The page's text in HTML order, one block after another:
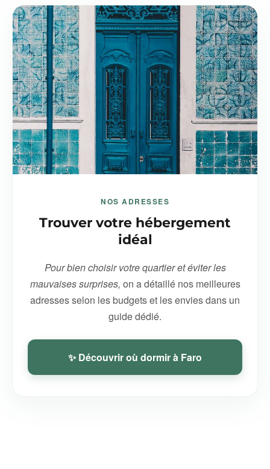
NOS ADRESSES
Trouver votre hébergement
idéal
Pour bien choisir votre quartier et éviter les
mauvaises surprises, on a détaillé nos meilleures
adresses selon les budgets et les envies dans un
guide dédié.
✨ Découvrir où dormir à Faro